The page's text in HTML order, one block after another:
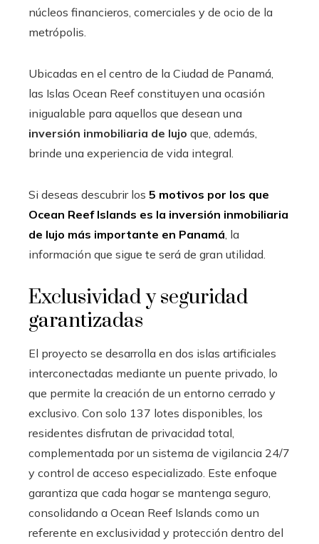
núcleos financieros, comerciales y de ocio de la
metrópolis.
Ubicadas en el centro de la Ciudad de Panamá,
las Islas Ocean Reef constituyen una ocasión
inigualable para aquellos que desean una
inversión inmobiliaria de lujo que, además,
brinde una experiencia de vida integral.
Si deseas descubrir los 5 motivos por los que
Ocean Reef Islands es la inversión inmobiliaria
de lujo más importante en Panamá , la
información que sigue te será de gran utilidad.
Exclusividad y seguridad
garantizadas
El proyecto se desarrolla en dos islas artificiales
interconectadas mediante un puente privado, lo
que permite la creación de un entorno cerrado y
exclusivo. Con solo 137 lotes disponibles, los
residentes disfrutan de privacidad total,
complementada por un sistema de vigilancia 24/7
y control de acceso especializado. Este enfoque
garantiza que cada hogar se mantenga seguro,
consolidando a Ocean Reef Islands como un
referente en exclusividad y protección dentro del